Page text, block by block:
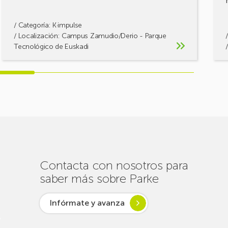
/ Categoría: K·impulse
/ Localización: Campus Zamudio/Derio - Parque
Tecnológico de Euskadi
Contacta con nosotros para
saber más sobre Parke
Infórmate y avanza